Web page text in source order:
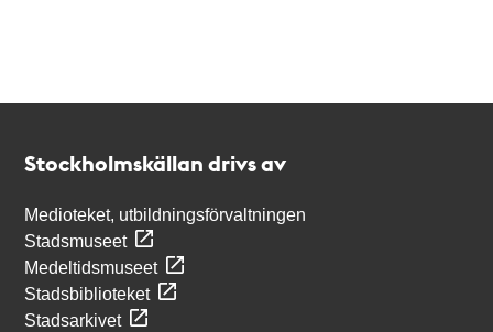
Stockholmskällan drivs av
Medioteket, utbildningsförvaltningen
Stadsmuseet
Medeltidsmuseet
Stadsbiblioteket
Stadsarkivet